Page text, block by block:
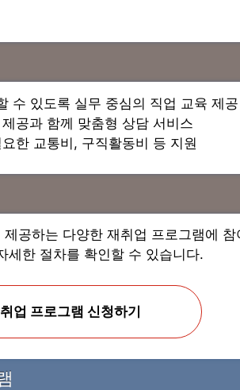
수 있도록 실무 중심의 직업 교육 제공
공과 함께 맞춤형 상담 서비스
한 교통비, 구직활동비 등 지원
제공하는 다양한 재취업 프로그램에 참
세한 절차를 확인할 수 있습니다.
업 프로그램 신청하기